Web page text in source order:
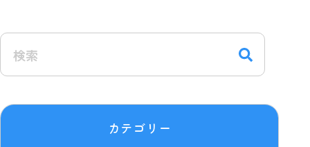
カテゴリー